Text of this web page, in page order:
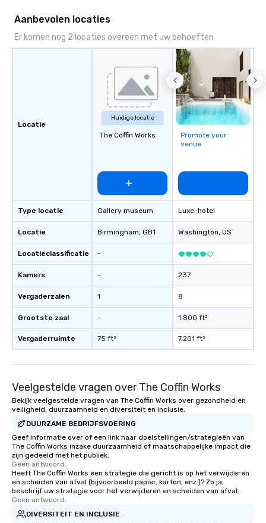
Aanbevolen locaties
Er komen nog 2 locaties overeen met uw behoeften
Locatie
Type locatie
Locatie
Locatieclassificatie
Kamers
Vergaderzalen
Grootste zaal
Vergaderruimte
Huidige locatie
The Coffin Works
Gallery museum
Birmingham, GB1
-
-
1
-
75 ft²
Promote your
venue
Luxe-hotel
Washington, US
237
8
1.800 ft²
7.201 ft²
Veelgestelde vragen over The Coffin Works
Bekijk veelgestelde vragen van The Coffin Works over gezondheid en
veiligheid, duurzaamheid en diversiteit en inclusie.
DUURZAME BEDRIJFSVOERING
Geef informatie over of een link naar doelstellingen/strategieën van
The Coffin Works inzake duurzaamheid of maatschappelijke impact die
zijn gedeeld met het publiek.
Geen antwoord.
Heeft The Coffin Works een strategie die gericht is op het verwijderen
en scheiden van afval (bijvoorbeeld papier, karton, enz.)? Zo ja,
beschrijf uw strategie voor het verwijderen en scheiden van afval.
Geen antwoord.
DIVERSITEIT EN INCLUSIE